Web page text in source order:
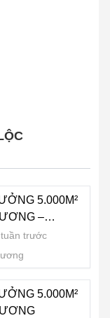
5.000M²
–
trước
5.000M²